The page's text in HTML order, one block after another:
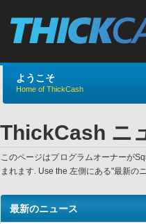
ようこそ
Home of ThickCash
ThickCash ニ
このページはプログラムオーナーが
まれます. Use the 左側にある"最新の
最新のニュース